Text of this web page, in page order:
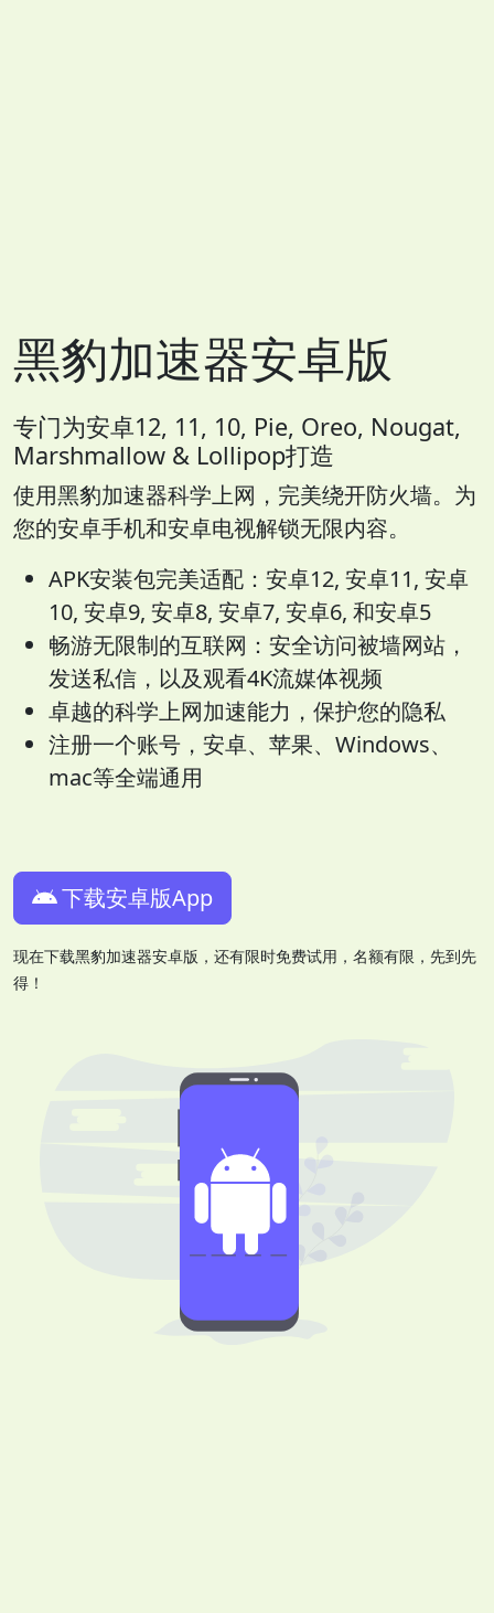
黑豹加速器安卓版
专门为安卓12, 11, 10, Pie, Oreo, Nougat,
Marshmallow & Lollipop打造
使用黑豹加速器科学上网，完美绕开防火墙。为
您的安卓手机和安卓电视解锁无限内容。
APK安装包完美适配：安卓12, 安卓11, 安卓
10, 安卓9, 安卓8, 安卓7, 安卓6, 和安卓5
畅游无限制的互联网：安全访问被墙网站，
发送私信，以及观看4K流媒体视频
卓越的科学上网加速能力，保护您的隐私
注册一个账号，安卓、苹果、Windows、
mac等全端通用
下载安卓版App
现在下载黑豹加速器安卓版，还有限时免费试用，名额有限，先到先
得！